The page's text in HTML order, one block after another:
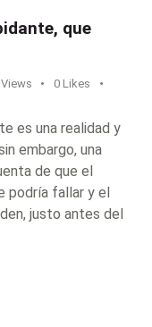
que
Views 0 Likes
es una realidad y
embargo, una
de que el
podría fallar y el
justo antes del